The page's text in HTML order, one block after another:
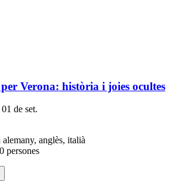
Verona: història i joies ocultes
de set.
anglès, italià
persones